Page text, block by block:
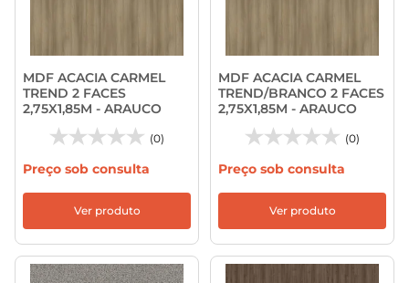
MDF ACACIA CARMEL
TREND 2 FACES
2,75X1,85M - ARAUCO
(0)
Preço sob consulta
Ver produto
MDF ACACIA CARMEL
TREND/BRANCO 2 FACES
2,75X1,85M - ARAUCO
(0)
Preço sob consulta
Ver produto